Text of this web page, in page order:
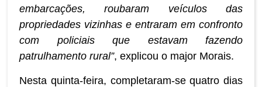
embarcações, roubaram veículos das
propriedades vizinhas e entraram em confronto
com policiais que estavam fazendo
patrulhamento rural”, explicou o major Morais.
Nesta quinta-feira, completaram-se quatro dias